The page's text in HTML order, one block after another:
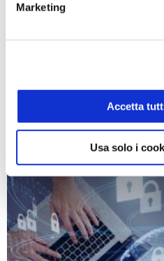
Marketing
Accetta
Usa solo i
Digitalizzazione
sarà l’anno della
che non brillava a livello
digitalizzazione delle imprese.
però...